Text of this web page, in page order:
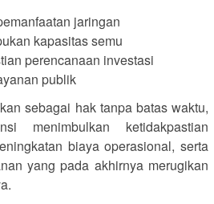
jaringan
kapasitas semu
perencanaan investasi
publik
sebagai hak tanpa batas waktu,
menimbulkan ketidakpastian
biaya operasional, serta
yang pada akhirnya merugikan